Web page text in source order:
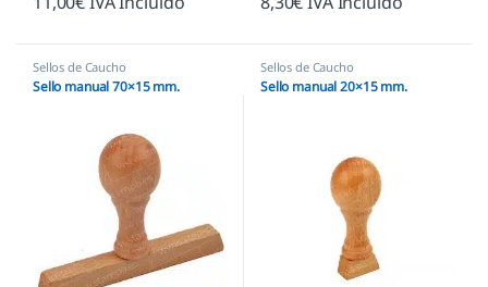
Sellos de Caucho
Sello manual 70×15 mm.
Sellos de Caucho
Sello manual 20×15 mm.